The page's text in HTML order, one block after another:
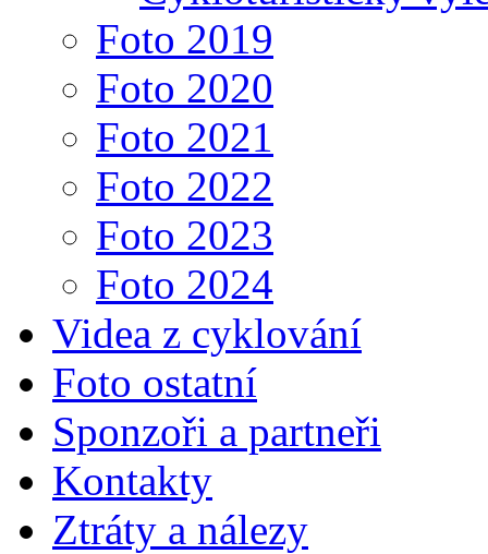
Foto 2019
Foto 2020
Foto 2021
Foto 2022
Foto 2023
Foto 2024
Videa z cyklování
Foto ostatní
Sponzoři a partneři
Kontakty
Ztráty a nálezy